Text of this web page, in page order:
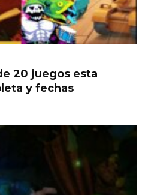
20 juegos esta
y fechas